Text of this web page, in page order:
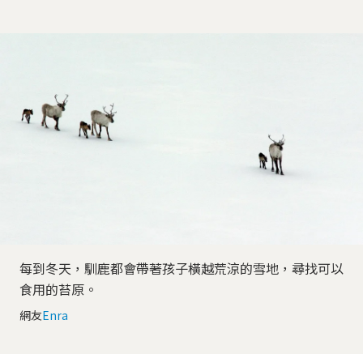
每到冬天，馴鹿都會帶著孩子橫越荒涼的雪地，尋找可以
食用的苔原。
網友Enra